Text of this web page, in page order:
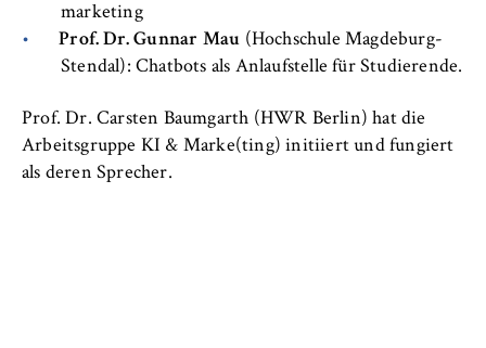
c
s
n
d
L
Serviceeinrichtungen
Stellenangebote
marketing
Prof. Dr. Gunnar Mau (Hochschule Magdeburg-
Stendal): Chatbots als Anlaufstelle für Studierende.
Prof. Dr. Carsten Baumgarth (HWR Berlin) hat die
Arbeitsgruppe KI & Marke(ting) initiiert und fungiert
als deren Sprecher.
Mitgliederbereich). Er speichert die
Session-ID und sorgt dafür, dass der Nutzer
während des Besuchs eingeloggt bleibt.
Cookie Laufzeit:
Für die Dauer der Browsersitzung